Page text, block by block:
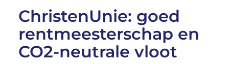
ChristenUnie: goed
rentmeesterschap en
CO2-neutrale vloot